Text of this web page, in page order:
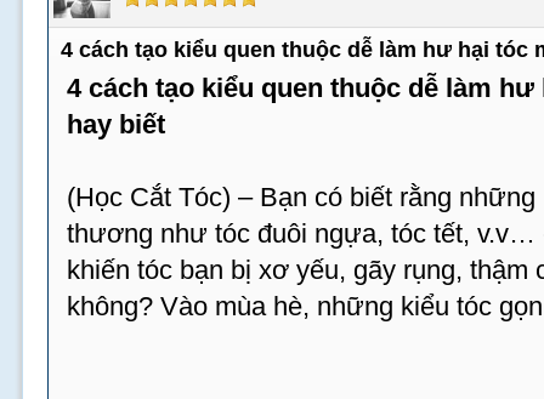
4 cách tạo kiểu quen thuộc dễ làm hư hại tóc
4 cách tạo kiểu quen thuộc dễ làm
hay biết
(Học Cắt Tóc) – Bạn có biết rằng
thương như tóc đuôi ngựa, tóc tết, v.v…
khiến tóc bạn bị xơ yếu, gãy rụng, thậm
không? Vào mùa hè, những kiểu tóc